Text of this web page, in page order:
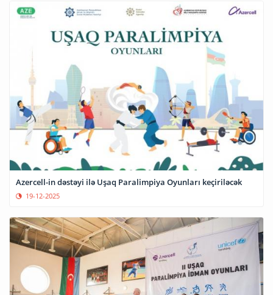
Azercell-in dəstəyi ilə Uşaq Paralimpiya Oyunları keçiriləcək
19-12-2025